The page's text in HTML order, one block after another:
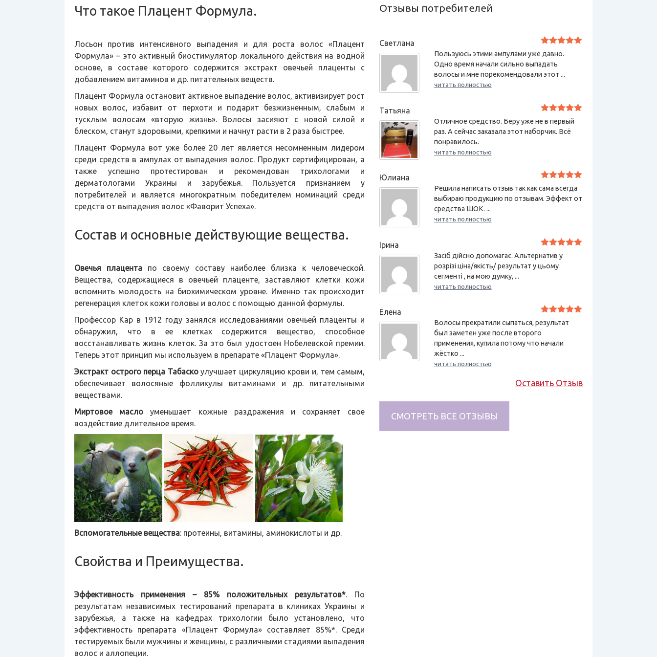
Что такое Плацент Формула.
Лосьон против интенсивного выпадения и для роста волос «Плацент
Формула» – это активный биостимулятор локального действия на водной
основе, в составе которого содержится экстракт овечьей плаценты с
добавлением витаминов и др. питательных веществ.
Плацент Формула остановит активное выпадение волос, активизирует рост
новых волос, избавит от перхоти и подарит безжизненным, слабым и
тусклым волосам «вторую жизнь». Волосы засияют с новой силой и
блеском, станут здоровыми, крепкими и начнут расти в 2 раза быстрее.
Плацент Формула вот уже более 20 лет является несомненным лидером
среди средств в ампулах от выпадения волос. Продукт сертифицирован, а
также успешно протестирован и рекомендован трихологами и
дерматологами Украины и зарубежья. Пользуется признанием у
потребителей и является многократным победителем номинаций среди
средств от выпадения волос «Фаворит Успеха».
Состав и основные действующие вещества.
Овечья плацента по своему составу наиболее близка к человеческой.
Вещества, содержащиеся в овечьей плаценте, заставляют клетки кожи
вспомнить молодость на биохимическом уровне. Именно так происходит
регенерация клеток кожи головы и волос с помощью данной формулы.
Профессор Кар в 1912 году занялся исследованиями овечьей плаценты и
обнаружил, что в ее клетках содержится вещество, способное
восстанавливать жизнь клеток. За это был удостоен Нобелевской премии.
Теперь этот принцип мы используем в препарате «Плацент Формула».
Экстракт острого перца Табаскоулучшает циркуляцию крови и, тем самым,
обеспечивает волосяные фолликулы витаминами и др. питательными
веществами.
Миртовое масло уменьшает кожные раздражения и сохраняет свое
воздействие длительное время.
Вспомогательные вещества: протеины, витамины, аминокислоты и др.​
Свойства и Преимущества.
Эффективность применения – 85% положительных результатов*. По
результатам независимых тестирований препарата в клиниках Украины и
зарубежья, а также на кафедрах трихологии было установлено, что
эффективность препарата «Плацент Формула» составляет 85%*. Среди
тестируемых были мужчины и женщины, с различными стадиями выпадения
волос и аллопеции.
Отзывы потребителей
Светлана
Оценка
из 5
Пользуюсь этими ампулами уже давно.
Одно время начали сильно выпадать
волосы и мне порекомендовали этот ...
читать полностью
Татьяна
Оценка5
Отличное средство. Беру уже не в первый
раз. А сейчас заказала этот наборчик. Всё
понравилось.
читать полностью
Юлиана
Оценка5
из 5
Решила написать отзыв так как сама всегда
выбираю продукцию по отзывам. Эффект от
средства ШОК. ...
читать полностью
Ірина
Оценка
из 5
Засіб дійсно допомагає. Альтернатив у
розрізі ціна/якість/ результат у цьому
сегменті , на мою думку, ...
читать полностью
Елена
Оценка
из 5
Волосы прекратили сыпаться, результат
был заметен уже после второго
применения, купила потому что начали
жёстко ...
читать полностью
Оставить Отзыв
СМОТРЕТЬ ВСЕ ОТЗЫВЫ